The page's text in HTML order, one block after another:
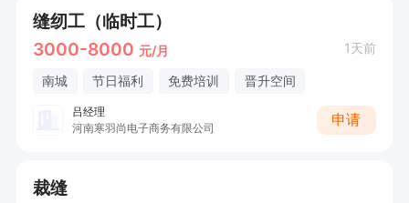
缝纫工（临时工）
3000-8000 元/月 1天前
南城 节日福利 免费培训 晋升空间
吕经理
河南寒羽尚电子商务有限公司
申请
裁缝